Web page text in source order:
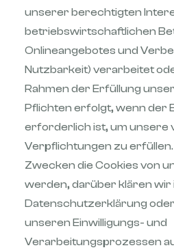
unserer berechtigten
betriebswirtschaftlichen
Onlineangebotes und
Nutzbarkeit) verarbeitet
Rahmen der Erfüllung
Pflichten erfolgt, wenn der
erforderlich ist, um unsere
Verpflichtungen zu
Zwecken die Cookies von
werden, darüber klären wir
Datenschutzerklärung oder
unseren Einwilligungs- und
Verarbeitungsprozessen